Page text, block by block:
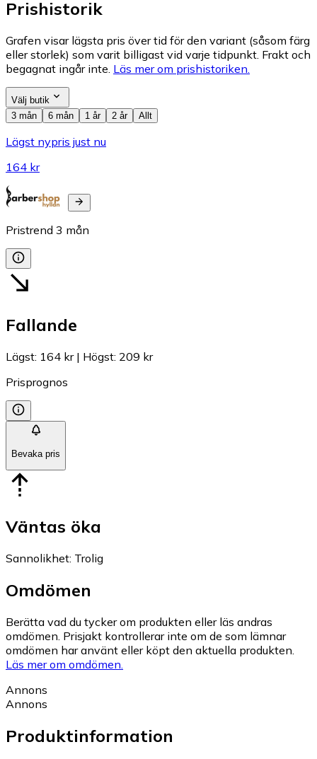
Prishistorik
Grafen visar lägsta pris över tid för den variant (såsom färg
eller storlek) som varit billigast vid varje tidpunkt. Frakt och
begagnat ingår inte. Läs mer om prishistoriken.
Välj butik
3 mån
6 mån 1 år 2 år Allt
Lägst nypris just nu
164 kr
Pristrend 3 mån
Fallande
Lägst: 164 kr| Högst: 209 kr
Prisprognos
Bevaka pris
Väntas öka
Sannolikhet: Trolig
Omdömen
Berätta vad du tycker om produkten eller läs andras
omdömen. Prisjakt kontrollerar inte om de som lämnar
omdömen har använt eller köpt den aktuella produkten.
Läs mer om omdömen.
Annons
Annons
Produktinformation